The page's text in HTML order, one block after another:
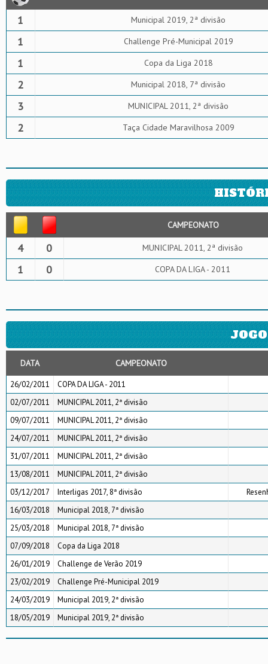
1 Municipal 2019, 2ª divisão
1 Challenge Pré-Municipal 2019
1 Copa da Liga 2018
2 Municipal 2018, 7ª divisão
3 MUNICIPAL 2011, 2ª divisão
2 Taça Cidade Maravilhosa 2009
CAMPEONATO
4 0 MUNICIPAL 2011, 2ª divisão
1 0 COPA DA LIGA - 2011
DATA CAMPEONATO
26/02/2011
COPA DA LIGA - 2011
02/07/2011
MUNICIPAL 2011, 2ª divisão
09/07/2011
MUNICIPAL 2011, 2ª divisão
24/07/2011
MUNICIPAL 2011, 2ª divisão
31/07/2011
MUNICIPAL 2011, 2ª divisão
13/08/2011
MUNICIPAL 2011, 2ª divisão
03/12/2017
Interligas 2017, 8ª divisão
16/03/2018
Municipal 2018, 7ª divisão
25/03/2018
Municipal 2018, 7ª divisão
07/09/2018
Copa da Liga 2018
26/01/2019
Challenge de Verão 2019
23/02/2019
Challenge Pré-Municipal 2019
24/03/2019
Municipal 2019, 2ª divisão
18/05/2019
Municipal 2019, 2ª divisão